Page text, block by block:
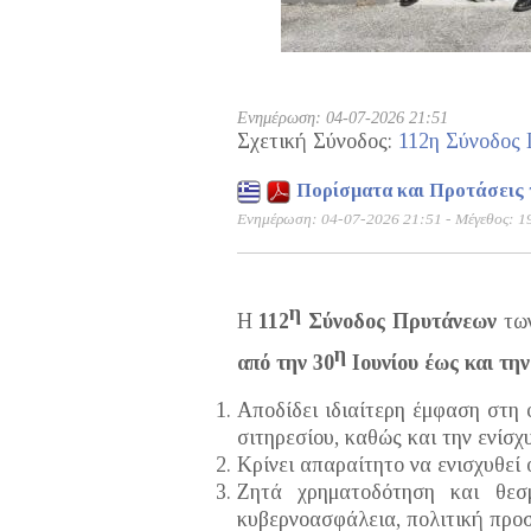
Ενημέρωση: 04-07-2026 21:51
Σχετική Σύνοδος: 112η Σύνοδος
Πορίσματα και
Ενημέρωση: 04-07-2026 21:51 - Μέγεθος:
Η 112η Σύνοδος Πρυτάνεων
από την 30ηΙουνίου έως και
Αποδίδει ιδιαίτερη έμφαση
σιτηρεσίου, καθώς και την
Κρίνει απαραίτητο να
Ζητά χρηματοδότηση και
κυβερνοασφάλεια, πολιτική